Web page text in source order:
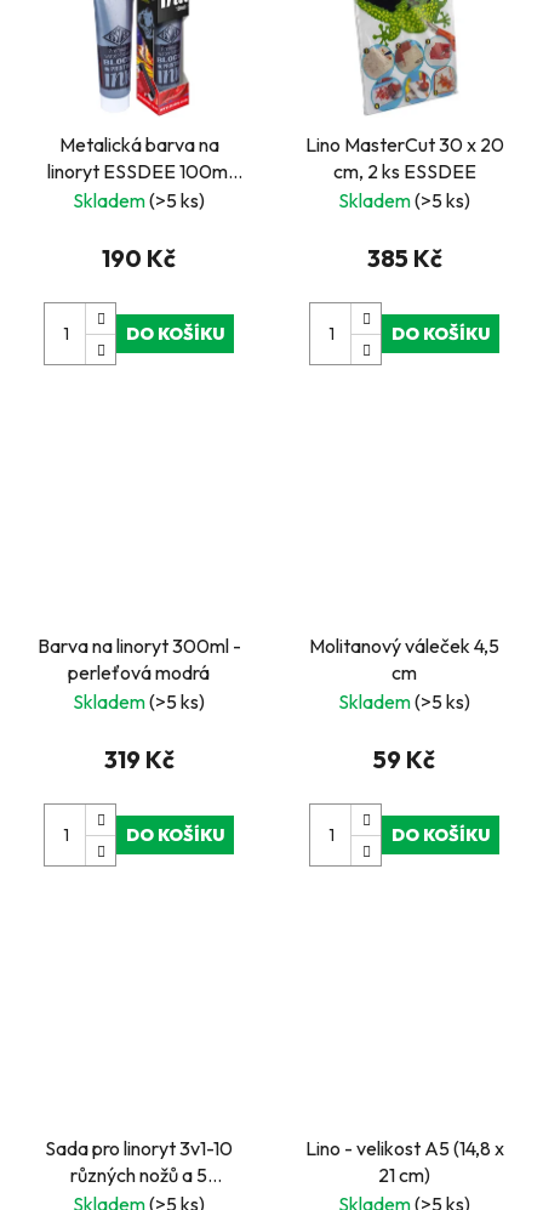
Metalická barva na
linoryt ESSDEE 100ml
stříbrná
Skladem(>5 ks)
190 Kč
DO KOŠÍKU
Lino MasterCut 30 x 20
cm, 2 ks ESSDEE
Skladem(>5 ks)
385 Kč
DO KOŠÍKU
Barva na linoryt 300ml -
perleťová modrá
Skladem(>5 ks)
319 Kč
DO KOŠÍKU
Molitanový váleček 4,5
cm
Skladem(>5 ks)
59 Kč
DO KOŠÍKU
Sada pro linoryt 3v1-10
různých nožů a 5
samolepících lin.
Skladem(>5 ks)
Lino - velikost A5 (14,8 x
21 cm)
Skladem(>5 ks)